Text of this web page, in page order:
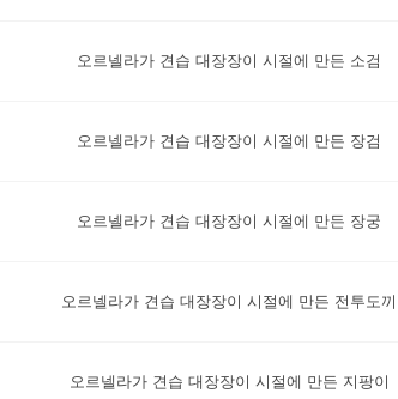
오르넬라가 견습 대장장이 시절에 만든 소검
오르넬라가 견습 대장장이 시절에 만든 장검
오르넬라가 견습 대장장이 시절에 만든 장궁
오르넬라가 견습 대장장이 시절에 만든 전투도끼
오르넬라가 견습 대장장이 시절에 만든 지팡이